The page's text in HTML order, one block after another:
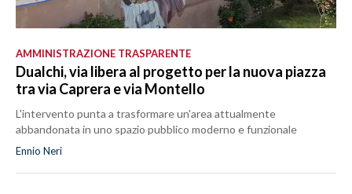
AMMINISTRAZIONE TRASPARENTE
Dualchi, via libera al progetto per la nuova piazza
tra via Caprera e via Montello
L'intervento punta a trasformare un'area attualmente
abbandonata in uno spazio pubblico moderno e funzionale
Ennio Neri